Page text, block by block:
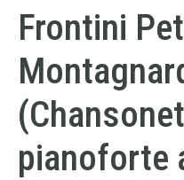
Frontini
pianoforte